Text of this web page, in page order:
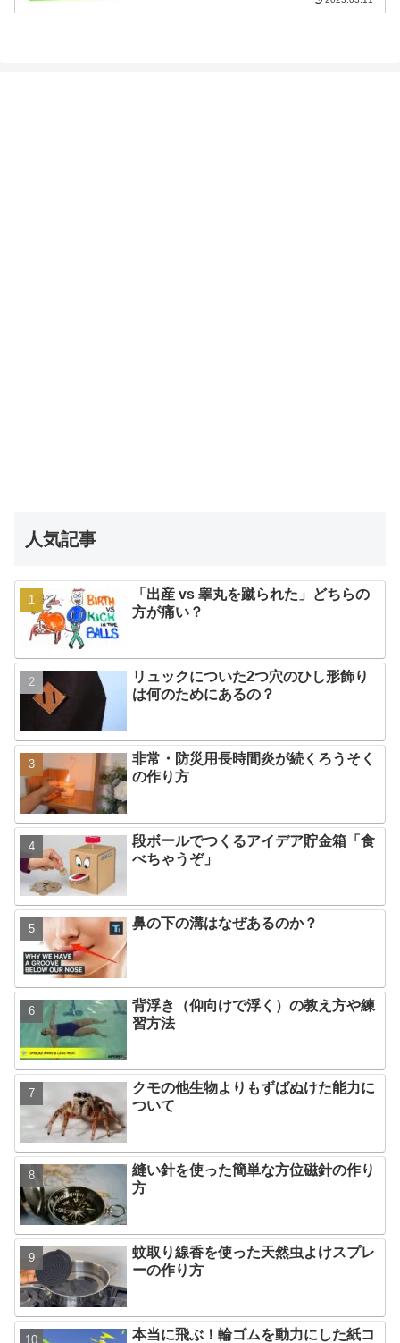
人気記事
「出産 vs 睾丸を蹴られた」どちらの
方が痛い？
リュックについた2つ穴のひし形飾り
は何のためにあるの？
非常・防災用長時間炎が続くろうそく
の作り方
段ボールでつくるアイデア貯金箱「食
べちゃうぞ」
鼻の下の溝はなぜあるのか？
背浮き（仰向けで浮く）の教え方や練
習方法
クモの他生物よりもずばぬけた能力に
ついて
縫い針を使った簡単な方位磁針の作り
方
蚊取り線香を使った天然虫よけスプレ
ーの作り方
本当に飛ぶ！輪ゴムを動力にした紙コ